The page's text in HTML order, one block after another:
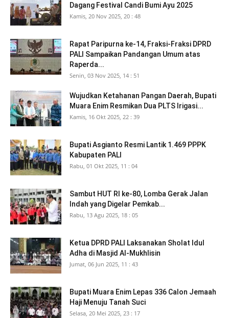
Dagang Festival Candi Bumi Ayu 2025
Kamis, 20 Nov 2025, 20 : 48
Rapat Paripurna ke-14, Fraksi-Fraksi DPRD
PALI Sampaikan Pandangan Umum atas
Raperda...
Senin, 03 Nov 2025, 14 : 51
Wujudkan Ketahanan Pangan Daerah, Bupati
Muara Enim Resmikan Dua PLTS Irigasi...
Kamis, 16 Okt 2025, 22 : 39
Bupati Asgianto Resmi Lantik 1.469 PPPK
Kabupaten PALI
Rabu, 01 Okt 2025, 11 : 04
Sambut HUT RI ke-80, Lomba Gerak Jalan
Indah yang Digelar Pemkab...
Rabu, 13 Agu 2025, 18 : 05
Ketua DPRD PALI Laksanakan Sholat Idul
Adha di Masjid Al-Mukhlisin
Jumat, 06 Jun 2025, 11 : 43
Bupati Muara Enim Lepas 336 Calon Jemaah
Haji Menuju Tanah Suci
Selasa, 20 Mei 2025, 23 : 17